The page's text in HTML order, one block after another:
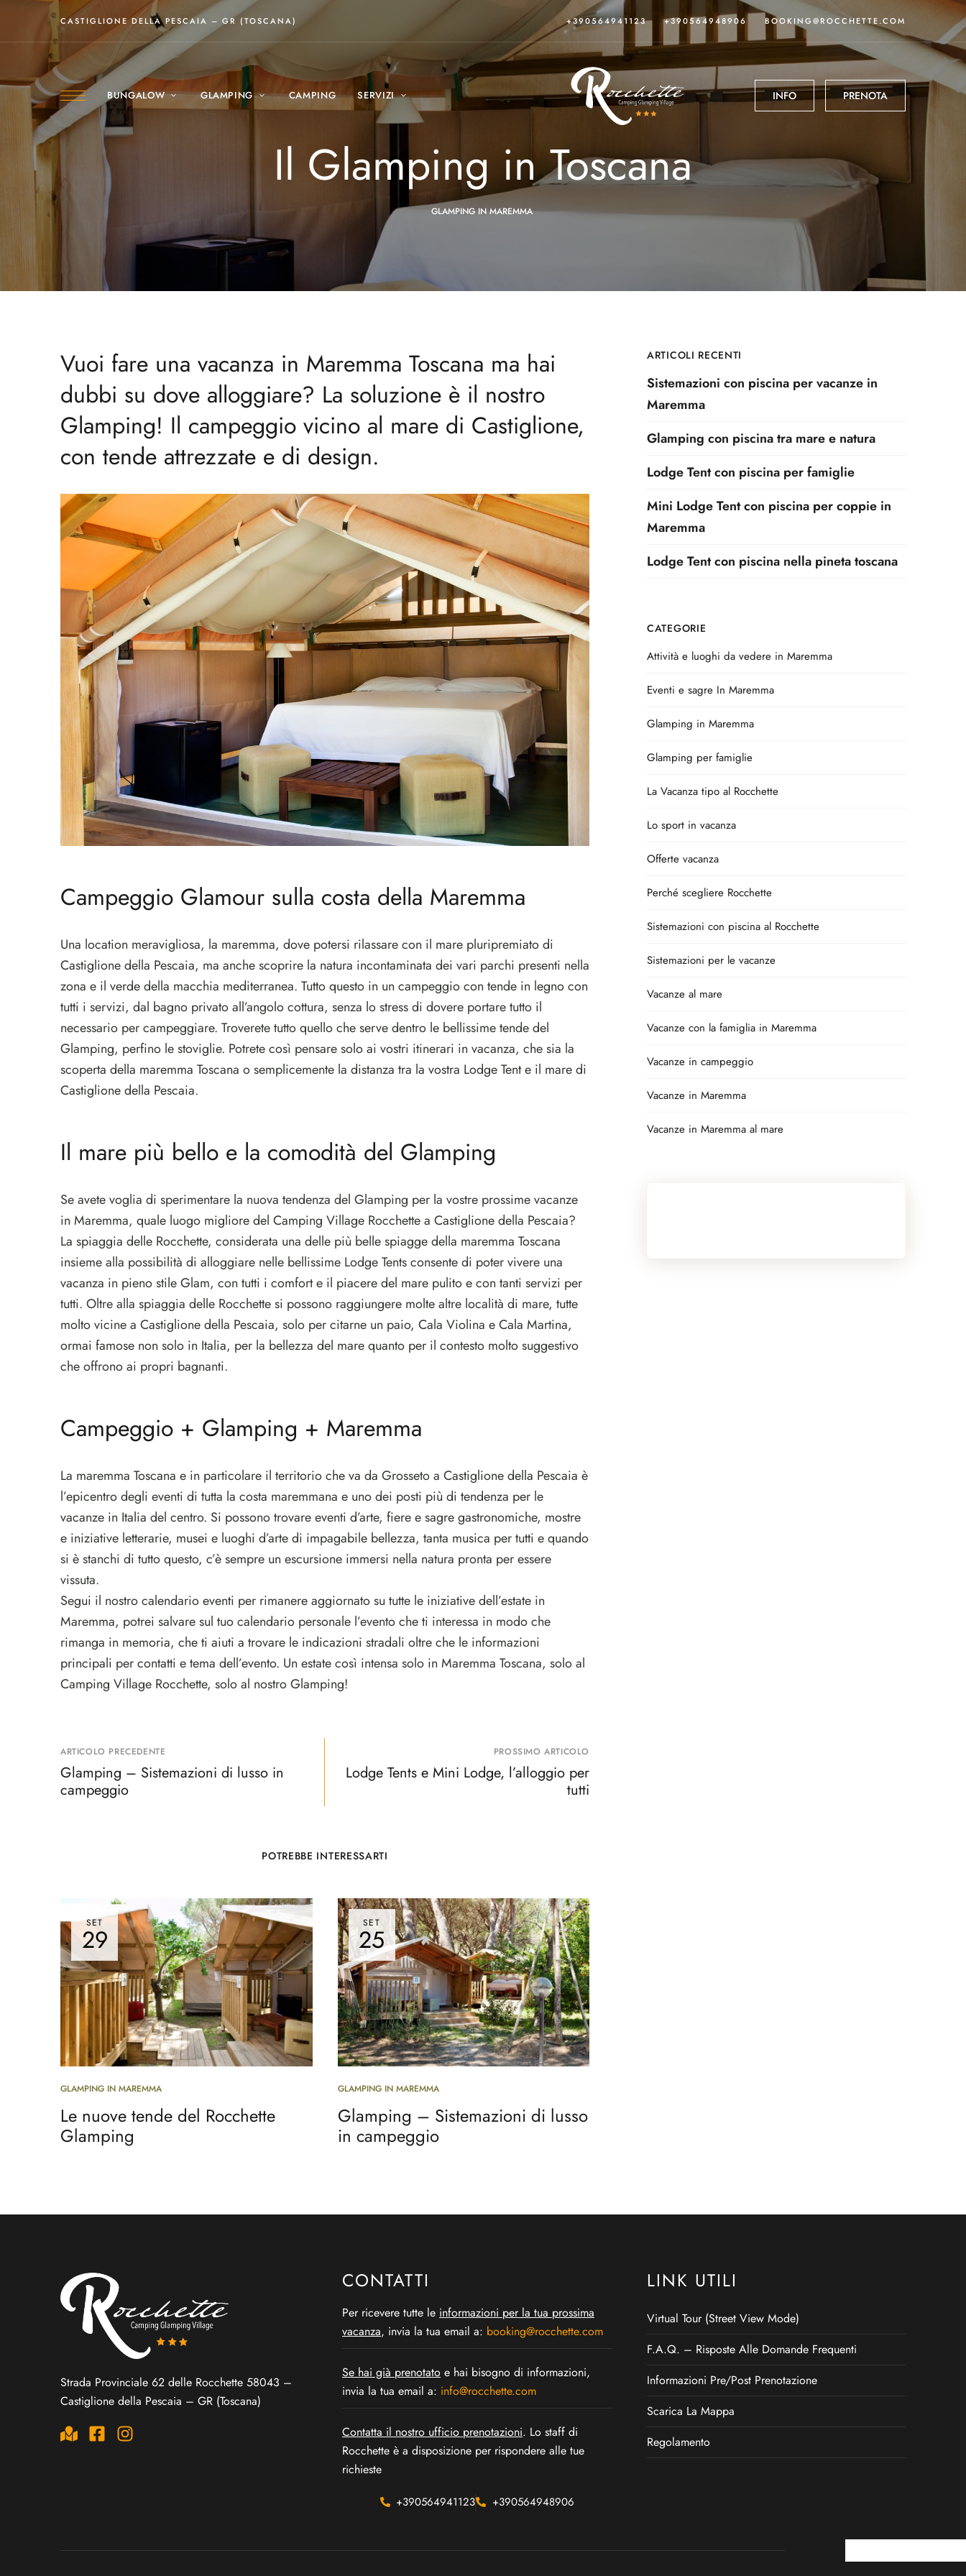
CASTIGLIONE DELLA PESCAIA – GR (TOSCANA) +390564941123 +390564948906 BOOKING@ROCCHETTE.COM
BUNGALOW GLAMPING CAMPING SERVIZI INFO PRENOTA
Il Glamping in Toscana
GLAMPING IN MAREMMA
Vuoi fare una vacanza in Maremma Toscana ma hai
dubbi su dove alloggiare? La soluzione è il nostro
Glamping! Il campeggio vicino al mare di Castiglione,
con tende attrezzate e di design.
Campeggio Glamour sulla costa della Maremma
Una location meravigliosa, la maremma, dove potersi rilassare con il mare pluripremiato di
Castiglione della Pescaia, ma anche scoprire la natura incontaminata dei vari parchi presenti nella
zona e il verde della macchia mediterranea. Tutto questo in un campeggio con tende in legno con
tutti i servizi, dal bagno privato all’angolo cottura, senza lo stress di dovere portare tutto il
necessario per campeggiare. Troverete tutto quello che serve dentro le bellissime tende del
Glamping, perfino le stoviglie. Potrete così pensare solo ai vostri itinerari in vacanza, che sia la
scoperta della maremma Toscana o semplicemente la distanza tra la vostra Lodge Tent e il mare di
Castiglione della Pescaia.
Il mare più bello e la comodità del Glamping
Se avete voglia di sperimentare la nuova tendenza del Glamping per la vostre prossime vacanze
in Maremma, quale luogo migliore del Camping Village Rocchette a Castiglione della Pescaia?
La spiaggia delle Rocchette, considerata una delle più belle spiagge della maremma Toscana
insieme alla possibilità di alloggiare nelle bellissime Lodge Tents consente di poter vivere una
vacanza in pieno stile Glam, con tutti i comfort e il piacere del mare pulito e con tanti servizi per
tutti. Oltre alla spiaggia delle Rocchette si possono raggiungere molte altre località di mare, tutte
molto vicine a Castiglione della Pescaia, solo per citarne un paio, Cala Violina e Cala Martina,
ormai famose non solo in Italia, per la bellezza del mare quanto per il contesto molto suggestivo
che offrono ai propri bagnanti.
Campeggio + Glamping + Maremma
La maremma Toscana e in particolare il territorio che va da Grosseto a Castiglione della Pescaia è
l’epicentro degli eventi di tutta la costa maremmana e uno dei posti più di tendenza per le
vacanze in Italia del centro. Si possono trovare eventi d’arte, fiere e sagre gastronomiche, mostre
e iniziative letterarie, musei e luoghi d’arte di impagabile bellezza, tanta musica per tutti e quando
si è stanchi di tutto questo, c’è sempre un escursione immersi nella natura pronta per essere
vissuta.
Segui il nostro calendario eventi per rimanere aggiornato su tutte le iniziative dell’estate in
Maremma, potrei salvare sul tuo calendario personale l’evento che ti interessa in modo che
rimanga in memoria, che ti aiuti a trovare le indicazioni stradali oltre che le informazioni
principali per contatti e tema dell’evento. Un estate così intensa solo in Maremma Toscana, solo al
Camping Village Rocchette, solo al nostro Glamping!
ARTICOLO PRECEDENTE
Glamping – Sistemazioni di lusso in
campeggio
PROSSIMO ARTICOLO
Lodge Tents e Mini Lodge, l’alloggio per
tutti
POTREBBE INTERESSARTI
SET
29
GLAMPING IN MAREMMA
Le nuove tende del Rocchette
Glamping
SET
25
GLAMPING IN MAREMMA
Glamping – Sistemazioni di lusso
in campeggio
ARTICOLI RECENTI
Sistemazioni con piscina per vacanze in
Maremma
Glamping con piscina tra mare e natura
Lodge Tent con piscina per famiglie
Mini Lodge Tent con piscina per coppie in
Maremma
Lodge Tent con piscina nella pineta toscana
CATEGORIE
Attività e luoghi da vedere in Maremma
Eventi e sagre In Maremma
Glamping in Maremma
Glamping per famiglie
La Vacanza tipo al Rocchette
Lo sport in vacanza
Offerte vacanza
Perché scegliere Rocchette
Sistemazioni con piscina al Rocchette
Sistemazioni per le vacanze
Vacanze al mare
Vacanze con la famiglia in Maremma
Vacanze in campeggio
Vacanze in Maremma
Vacanze in Maremma al mare
Strada Provinciale 62 delle Rocchette 58043 –
Castiglione della Pescaia – GR (Toscana)
CONTATTI
Per ricevere tutte le informazioni per la tua prossima
vacanza, invia la tua email a: booking@rocchette.com
Se hai già prenotatoe hai bisogno di informazioni,
invia la tua email a: info@rocchette.com
Contatta il nostro ufficio prenotazioni. Lo staff di
Rocchette è a disposizione per rispondere alle tue
richieste
+390564941123 +390564948906
LINK UTILI
Virtual Tour (Street View Mode)
F.A.Q. – Risposte Alle Domande Frequenti
Informazioni Pre/post Prenotazione
Scarica La Mappa
Regolamento